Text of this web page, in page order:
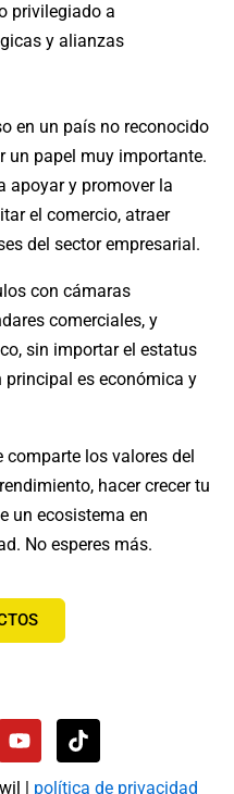
privilegiado a
y alianzas
en un país no reconocido
un papel muy importante.
apoyar y promover la
el comercio, atraer
del sector empresarial.
con cámaras
comerciales, y
sin importar el estatus
es económica y
comparte los valores del
hacer crecer tu
un ecosistema en
No esperes más.
Y
o
T
i
política de privacidad